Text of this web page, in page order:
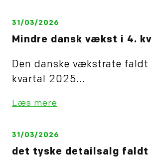
31/03/2026
Mindre dansk vækst i 4.
Den danske vækstrate faldt
kvartal 2025...
Læs mere
31/03/2026
det tyske detailsalg faldt